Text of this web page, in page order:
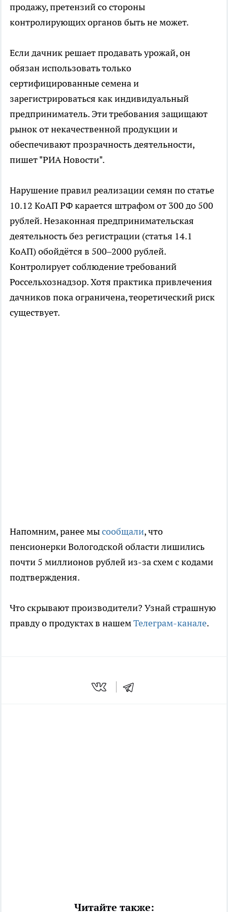
продажу, претензий со стороны
контролирующих органов быть не может.
Если дачник решает продавать урожай, он
обязан использовать только
сертифицированные семена и
зарегистрироваться как индивидуальный
предприниматель. Эти требования защищают
рынок от некачественной продукции и
обеспечивают прозрачность деятельности,
пишет "РИА Новости".
Нарушение правил реализации семян по статье
10.12 КоАП РФ карается штрафом от 300 до 500
рублей. Незаконная предпринимательская
деятельность без регистрации (статья 14.1
КоАП) обойдётся в 500–2000 рублей.
Контролирует соблюдение требований
Россельхознадзор. Хотя практика привлечения
дачников пока ограничена, теоретический риск
существует.
Напомним, ранее мысообщали, что
пенсионерки Вологодской области лишились
почти 5 миллионов рублей из-за схем с кодами
подтверждения.
Что скрывают производители? Узнай страшную
правду о продуктах в нашемТелеграм-канале.
Читайте также: